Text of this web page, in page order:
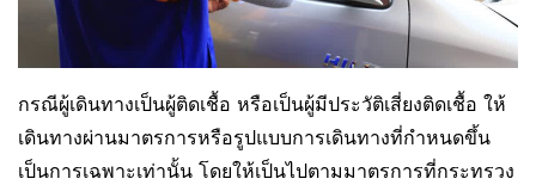
กรณีผู้เดินทางเป็นผู้ติดเชื้อ หรือเป็นผู้มีประวัติเสี่ยงติดเชื้อ ให้
เดินทางผ่านมาตรการหรือรูปแบบการเดินทางที่กำหนดขึ้น
เป็นการเฉพาะเท่านั้น โดยให้เป็นไปตามมาตรการที่กระทรวง